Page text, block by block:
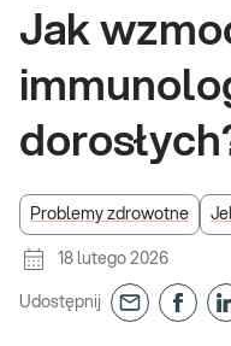
Jak
Problemy zdrowotne
18 lutego 2026
Udostępnij